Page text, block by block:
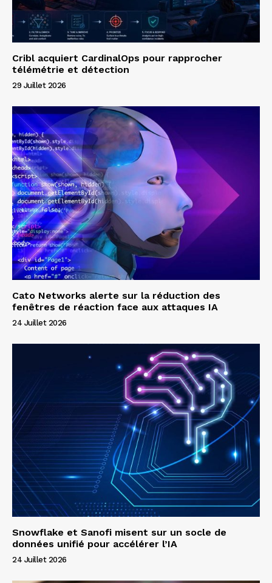
Cribl acquiert CardinalOps pour rapprocher
télémétrie et détection
29 Juillet 2026
Cato Networks alerte sur la réduction des
fenêtres de réaction face aux attaques IA
24 Juillet 2026
Snowflake et Sanofi misent sur un socle de
données unifié pour accélérer l’IA
24 Juillet 2026